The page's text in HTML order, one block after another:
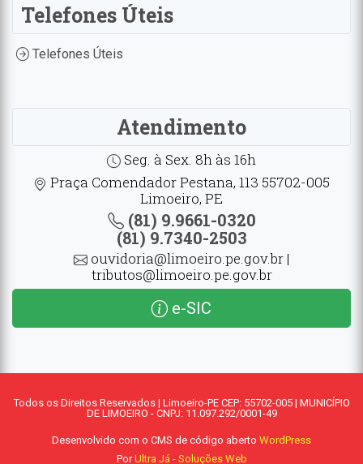
Telefones Úteis
Telefones Úteis
Atendimento
Seg. à Sex. 8h às 16h
Praça Comendador Pestana, 113 55702-005
Limoeiro, PE
(81) 9.9661-0320
(81) 9.7340-2503
ouvidoria@limoeiro.pe.gov.br |
tributos@limoeiro.pe.gov.br
e-SIC
Todos os Direitos Reservados | Limoeiro-PE CEP: 55702-005 | MUNICÍPIO
DE LIMOEIRO - CNPJ: 11.097.292/0001-49
Desenvolvido com o CMS de código aberto WordPress
PorUltra Já - Soluções Web